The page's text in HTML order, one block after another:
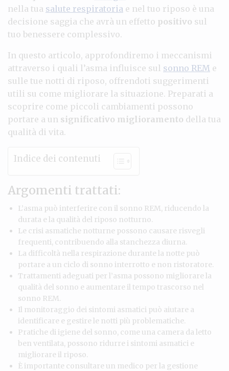
nella tua salute respiratoria e nel tuo riposo è una
decisione saggia che avrà un effetto positivo sul
tuo benessere complessivo.
In questo articolo, approfondiremo i meccanismi
attraverso i quali l’asma influisce sul sonno REM e
sulle tue notti di riposo, offrendoti suggerimenti
utili su come migliorare la situazione. Preparati a
scoprire come piccoli cambiamenti possono
portare a un significativo miglioramento della tua
qualità di vita.
Indice dei contenuti
Argomenti trattati:
L’asma può interferire con il sonno REM, riducendo la
durata e la qualità del riposo notturno.
Le crisi asmatiche notturne possono causare risvegli
frequenti, contribuendo alla stanchezza diurna.
La difficoltà nella respirazione durante la notte può
portare a un ciclo di sonno interrotto e non ristoratore.
Trattamenti adeguati per l’asma possono migliorare la
qualità del sonno e aumentare il tempo trascorso nel
sonno REM.
Il monitoraggio dei sintomi asmatici può aiutare a
identificare e gestire le notti più problematiche.
Pratiche di igiene del sonno, come una camera da letto
ben ventilata, possono ridurre i sintomi asmatici e
migliorare il riposo.
È importante consultare un medico per la gestione